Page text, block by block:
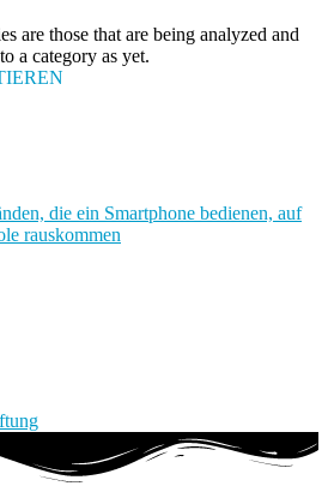
are those that are being analyzed and
a category as yet.